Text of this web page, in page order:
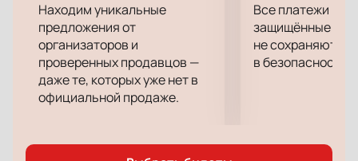
Находим уникальные
предложения от
организаторов и
проверенных продавцов —
даже те, которых уже нет в
официальной продаже.
Все платежи
защищённые
не сохраняются
в безопасности.